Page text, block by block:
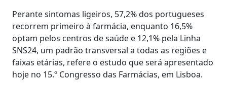
Perante sintomas ligeiros, 57,2% dos portugueses
recorrem primeiro à farmácia, enquanto 16,5%
optam pelos centros de saúde e 12,1% pela Linha
SNS24, um padrão transversal a todas as regiões e
faixas etárias, refere o estudo que será apresentado
hoje no 15.º Congresso das Farmácias, em Lisboa.